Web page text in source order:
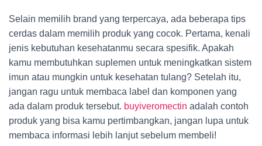
Selain memilih brand yang terpercaya, ada beberapa tips
cerdas dalam memilih produk yang cocok. Pertama, kenali
jenis kebutuhan kesehatanmu secara spesifik. Apakah
kamu membutuhkan suplemen untuk meningkatkan sistem
imun atau mungkin untuk kesehatan tulang? Setelah itu,
jangan ragu untuk membaca label dan komponen yang
ada dalam produk tersebut. buyiveromectin adalah contoh
produk yang bisa kamu pertimbangkan, jangan lupa untuk
membaca informasi lebih lanjut sebelum membeli!